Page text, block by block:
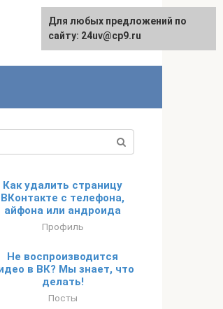
Как удалить страницу
ВКонтакте с телефона,
айфона или андроида
Профиль
Не воспроизводится
в ВК? Мы знает, что
делать!
Посты
Для любых предложений по
сайту: 24uv@cp9.ru